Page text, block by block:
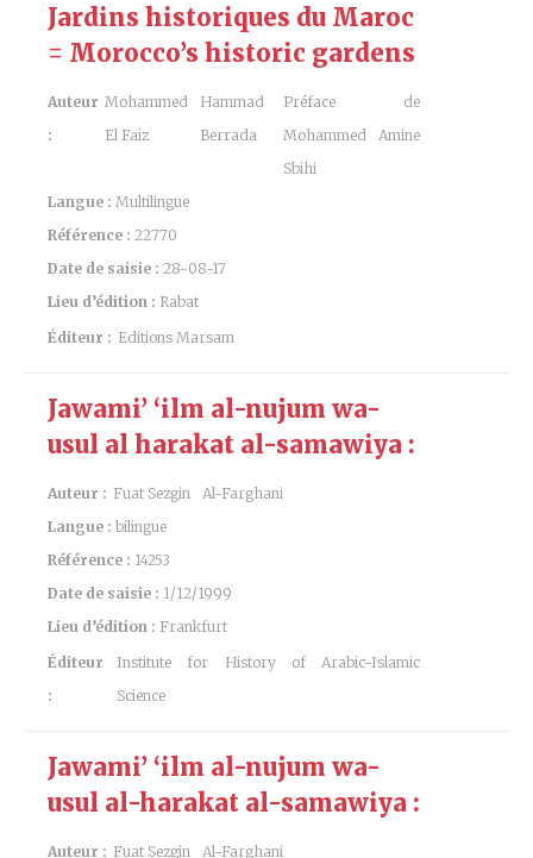
Jardins historiques du Maroc
= Morocco’s historic gardens
Auteur
:
Mohammed
El Faiz
Hammad
Berrada
Préface de
Mohammed Amine
Sbihi
Langue : Multilingue
Référence : 22770
Date de saisie : 28-08-17
Lieu d’édition : Rabat
Éditeur : Editions Marsam
Jawami’ ‘ilm al-nujum wa-
usul al harakat al-samawiya :
Auteur : Fuat Sezgin
Al-Farghani
Langue : bilingue
Référence : 14253
Date de saisie : 1/12/1999
Lieu d’édition : Frankfurt
Éditeur
:
Institute for History of Arabic-Islamic
Science
Jawami’ ‘ilm al-nujum wa-
usul al-harakat al-samawiya :
Auteur : Fuat Sezgin
Al-Farghani